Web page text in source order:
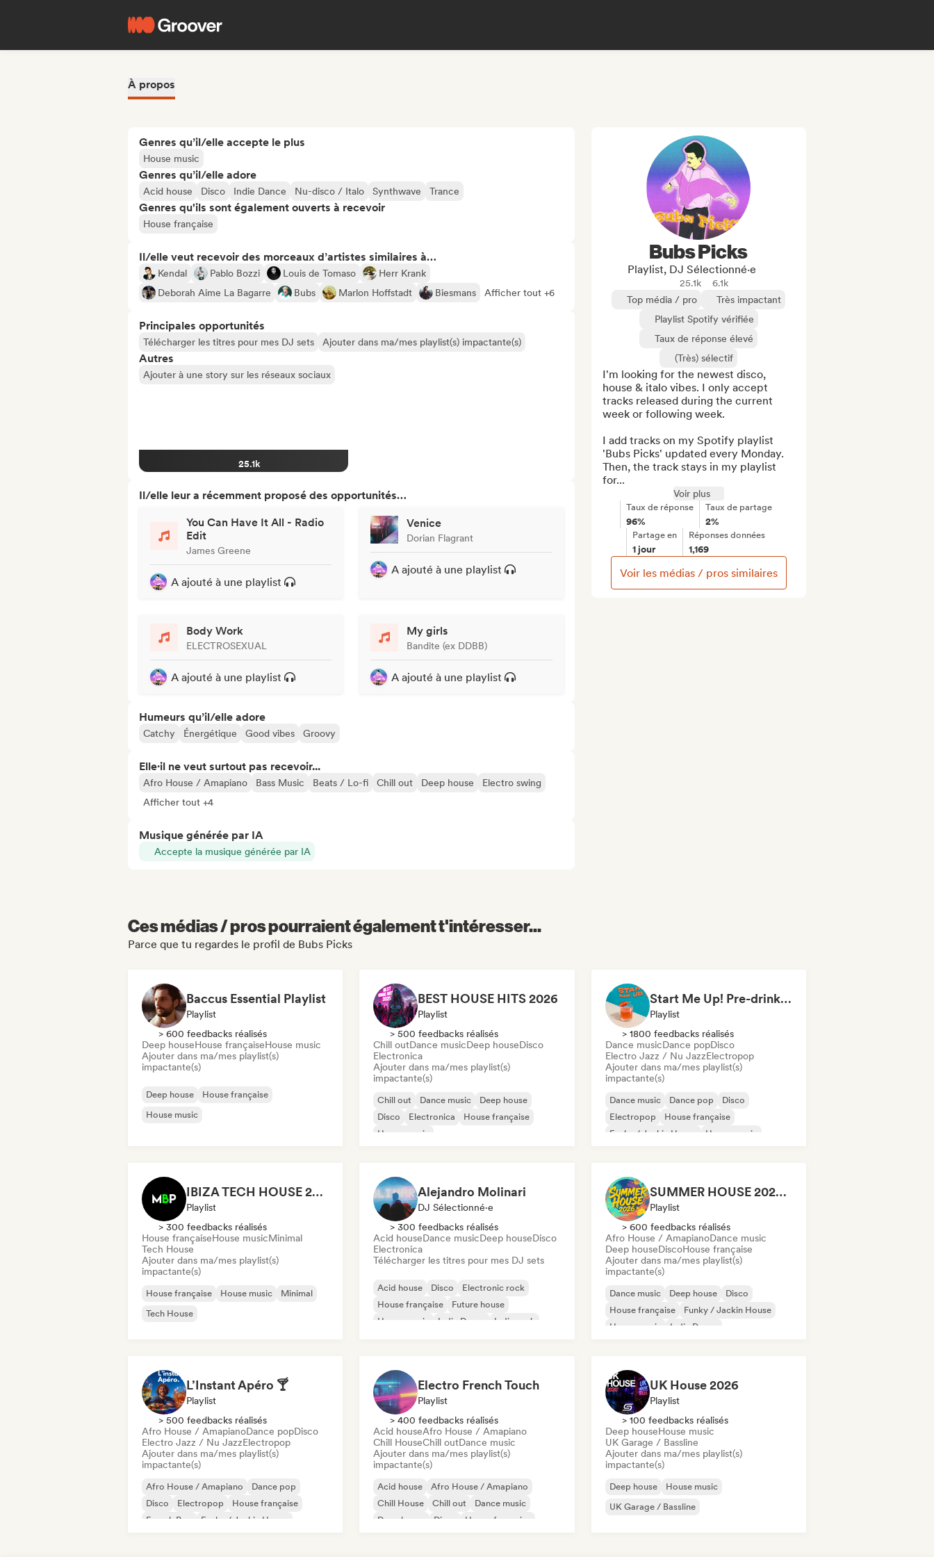
À propos
Genres qu’il/elle accepte le plus
House music
Genres qu’il/elle adore
Acid house Disco Indie Dance Nu-disco / Italo Synthwave Trance
Genres qu'ils sont également ouverts à recevoir
House française
Il/elle veut recevoir des morceaux d’artistes similaires à…
Kendal Pablo Bozzi Louis de Tomaso
Herr Krank
Deborah Aime La Bagarre
Bubs Marlon Hoffstadt Biesmans Afficher tout +6
Principales opportunités
Télécharger les titres pour mes DJ sets Ajouter dans ma/mes playlist(s) impactante(s)
Autres
Ajouter à une story sur les réseaux sociaux
25.1k
Il/elle leur a récemment proposé des opportunités…
You Can Have It All - Radio
Edit
James Greene
A ajouté à une playlist
Venice
Dorian Flagrant
A ajouté à une playlist
Body Work
ELECTROSEXUAL
A ajouté à une playlist
My girls
Bandite (ex DDBB)
A ajouté à une playlist
Humeurs qu’il/elle adore
Catchy Énergétique Good vibes Groovy
Elle·il ne veut surtout pas recevoir...
Afro House / Amapiano Bass Music Beats / Lo-fi Chill out Deep house
Electro swing
Afficher tout +4
Musique générée par IA
Accepte la musique générée par IA
Bubs Picks
Playlist, DJ Sélectionné·e
25.1k
6.1k
Top média / pro
Très impactant
Playlist Spotify vérifiée
Taux de réponse élevé
(Très) sélectif
I'm looking for the newest disco,
house & italo vibes. I only accept
tracks released during the current
week or following week.
I add tracks on my Spotify playlist
'Bubs Picks' updated every Monday.
Then, the track stays in my playlist
for...
Voir plus
Taux de réponse
96%
Taux de partage
2%
Partage en
1 jour
Réponses données
1,169
Voir les médias / pros similaires
Ces médias / pros pourraient également t'intéresser...
Parce que tu regardes le profil de Bubs Picks
Baccus Essential Playlist
Playlist
> 600 feedbacks réalisés
Deep houseHouse françaiseHouse music
Ajouter dans ma/mes playlist(s)
impactante(s)
Deep house
House française
House music
BEST HOUSE HITS 2026
Playlist
> 500 feedbacks réalisés
Chill outDance musicDeep houseDisco
Electronica
Ajouter dans ma/mes playlist(s)
impactante(s)
Chill out Dance music
Deep house
Disco
Electronica
House française
House music
Start Me Up! Pre-drinks and Summer Party 🍹
Playlist
> 1800 feedbacks réalisés
Dance musicDance popDisco
Electro Jazz / Nu JazzElectropop
Ajouter dans ma/mes playlist(s)
impactante(s)
Dance music Dance pop
Disco
Electropop
House française
Funky / Jackin House
House music
IBIZA TECH HOUSE 2026 🔥 😮‍💨 by Mbp
Playlist
> 300 feedbacks réalisés
House françaiseHouse musicMinimal
Tech House
Ajouter dans ma/mes playlist(s)
impactante(s)
House française House music
Minimal
Tech House
Alejandro Molinari
DJ Sélectionné·e
> 300 feedbacks réalisés
Acid houseDance musicDeep houseDisco
Electronica
Télécharger les titres pour mes DJ sets
Acid house Disco
Electronic rock
House française
Future house
House music
Indie Dance Indie rock
SUMMER HOUSE 2026 🌴 10/10 HOUSE BANGERS
Playlist
> 600 feedbacks réalisés
Afro House / AmapianoDance music
Deep houseDiscoHouse française
Ajouter dans ma/mes playlist(s)
impactante(s)
Dance music Deep house
Disco
House française
Funky / Jackin House
House music
Indie Dance
L’Instant Apéro 🍸
Playlist
> 500 feedbacks réalisés
Afro House / AmapianoDance popDisco
Electro Jazz / Nu JazzElectropop
Ajouter dans ma/mes playlist(s)
impactante(s)
Afro House / Amapiano
Dance pop
Disco
Electropop
House française
French Pop
Funky / Jackin House
Electro French Touch
Playlist
> 400 feedbacks réalisés
Acid houseAfro House / Amapiano
Chill HouseChill outDance music
Ajouter dans ma/mes playlist(s)
impactante(s)
Acid house
Afro House / Amapiano
Chill House
Chill out
Dance music
Deep house
Disco House française
UK House 2026
Playlist
> 100 feedbacks réalisés
Deep houseHouse music
UK Garage / Bassline
Ajouter dans ma/mes playlist(s)
impactante(s)
Deep house
House music
UK Garage / Bassline